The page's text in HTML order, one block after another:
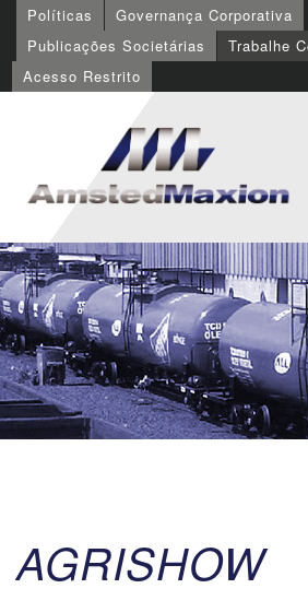
Políticas
Governança Corporativa
Publicações Societárias
Trabalhe
Acesso Restrito
AGRISHOW